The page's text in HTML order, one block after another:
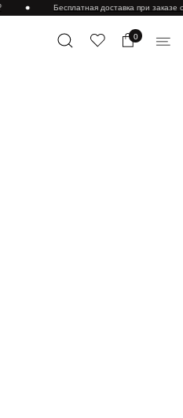
Бесплатная доставка при заказе